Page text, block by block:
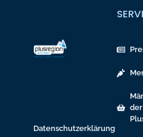
Datenschutzerklärung
der